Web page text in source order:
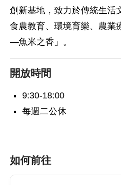
創新基地，致力於傳統生活
食農教育、環境育樂、農業
—魚米之香」。
開放時間
9:30-18:00
每週二公休
如何前往